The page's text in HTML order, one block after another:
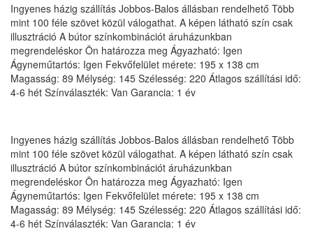
Ingyenes házig szállítás Jobbos-Balos állásban rendelhető Több
mint 100 féle szövet közül válogathat. A képen látható szín csak
illusztráció A bútor színkombinációt áruházunkban
megrendeléskor Ön határozza meg Ágyazható: Igen
Ágyneműtartós: Igen Fekvőfelület mérete: 195 x 138 cm
Magasság: 89 Mélység: 145 Szélesség: 220 Átlagos szállítási idő:
4-6 hét Színválaszték: Van Garancia: 1 év
Ingyenes házig szállítás Jobbos-Balos állásban rendelhető Több
mint 100 féle szövet közül válogathat. A képen látható szín csak
illusztráció A bútor színkombinációt áruházunkban
megrendeléskor Ön határozza meg Ágyazható: Igen
Ágyneműtartós: Igen Fekvőfelület mérete: 195 x 138 cm
Magasság: 89 Mélység: 145 Szélesség: 220 Átlagos szállítási idő:
4-6 hét Színválaszték: Van Garancia: 1 év